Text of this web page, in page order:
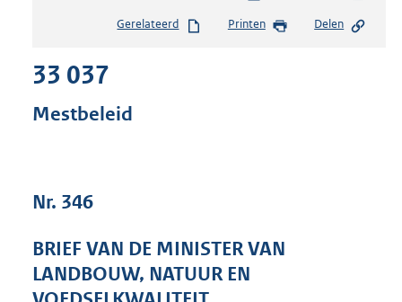
s
e
:
Gerelateerd Printen Delen
33 037
Mestbeleid
Nr. 346
BRIEF VAN DE MINISTER VAN
LANDBOUW, NATUUR EN